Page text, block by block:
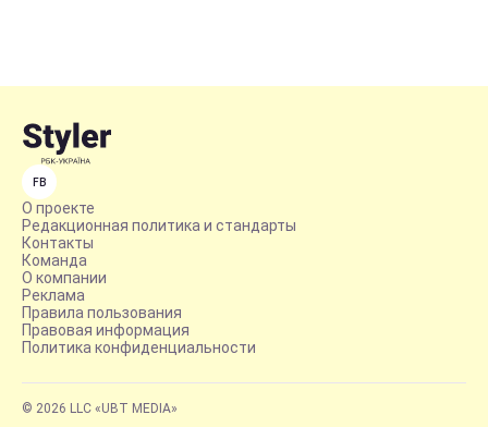
FB
О проекте
Редакционная политика и стандарты
Контакты
Команда
О компании
Реклама
Правила пользования
Правовая информация
Политика конфиденциальности
© 2026 LLC «UBT MEDIA»